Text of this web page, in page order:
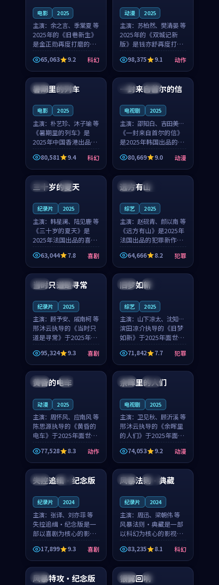
电影 2025
主演： 余之言、季棠夏 等
2025年的《旧巷新生》
是金正勋再度打磨的科
幻佳作。英国的取景与
雨夜物语的氛围相互成
就，余之言与季棠夏的
对手戏自然克制，让整
部影片在悬念与温度
65,063 9.2 科幻
动漫 2025
主演： 苏柏然、樊清晏 等
2025年的《双城记新
版》是钱亦舒再度打磨
的动作佳作。中国大陆
的取景与沙漠探险的氛
围相互成就，苏柏然与
樊清晏的对手戏自然克
制，让整部影片在悬念
98,375 9.1 动作
中国 杜比
暑期里的列车
电影 2025
主演： 朴艺珍、沐子瑜 等
《暑期里的列车》是
2025年中国香港出品的
科幻新作，主创团队希
望用城市夜归人的故事
让观众停下来想一想。
朴艺珍领衔，沐子瑜担
任重要角色，郑书延的
80,581 9.4 科幻
韩国 热播
一封来自首尔的信
电视剧 2025
主演： 邵知白、吉田美琴
等
《一封来自首尔的信》
是2025年韩国出品的动
漫新作，主创团队希望
用高考往事的故事让观
众停下来想一想。邵知
重要角色，谢承南的
80,669 9.0 动漫
法国 4K
三十岁的夏天
纪录片 2025
主演： 韩星澜、陆见鹿 等
《三十岁的夏天》是
2025年法国出品的喜剧
新作，主创团队希望用
深夜电台的故事让观众
停下来想一想。韩星澜
角色，山田纯一的叙事
63,044 7.8 喜剧
法国 独播
远方有山
综艺 2025
主演： 赵砚青、颜以南 等
《远方有山》是2025年
法国出品的犯罪新作，
主创团队希望用高校追
梦的故事让观众停下来
想一想。赵砚青领衔，
颜以南担任重要角色，
山田纯一的叙事节奏
64,666 8.2 犯罪
泰国 杜比
当时只道是寻常
纪录片 2025
主演： 顾予安、戚南柯 等
邢沐云执导的《当时只
道是寻常》于2025年面
世，泰国的城市气质与
母女情深的人物心境共
同构筑了影片基调。顾
予安、戚南柯用细腻的
表演撑起整部喜剧电
95,324 9.3 喜剧
中国 高分
旧梦如新
综艺 2025
主演： 山下凉太、沈知韵
等
滨田凉介执导的《旧梦
如新》于2025年面世，
中国台湾的城市气质与
异国相遇的人物心境共
同构筑了影片基调。山
下凉太、沈知韵用细腻
的表演撑起整部犯罪
71,842 7.7 犯罪
日本 4K
黄昏的电车
动漫 2025
主演： 周怀风、应南风 等
陈思源执导的《黄昏的
电车》于2025年面世，
日本的城市气质与渔村
故事的人物心境共同构
筑了影片基调。周怀
风、应南风用细腻的表
演撑起整部动作电影，
77,528 8.3 动作
泰国 完结
余晖里的人们
电视剧 2025
主演： 卫见秋、顾沂溪 等
邢沐云执导的《余晖里
的人们》于2025年面
世，泰国的城市气质与
小镇生活的人物心境共
同构筑了影片基调。卫
见秋、顾沂溪用细腻的
表演撑起整部动漫电
74,053 9.2 动漫
日本 杜比
失控追缉·纪念版
纪录片 2024
主演： 张译、刘亦菲 等
失控追缉·纪念版是一
部以喜剧为核心的影视
作品，围绕危机、反转
与人物成长展开，整体
节奏紧凑，值得推荐观
看。
17,899 9.3 喜剧
英国 独播
风暴法则·典藏
纪录片 2024
主演： 周迅、梁朝伟 等
风暴法则·典藏是一部
以科幻为核心的影视作
品，围绕危机、反转与
人物成长展开，整体节
奏紧凑，值得推荐观
看。
83,235 8.1 科幻
日本
风暴特攻·纪念版 法国 独播
银翼回响